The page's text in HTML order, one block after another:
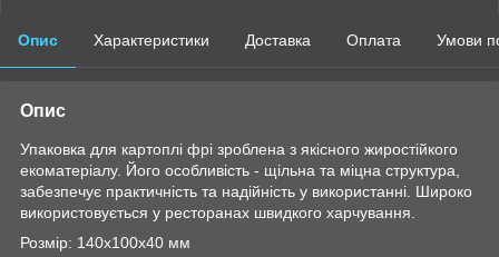
Опис Характеристики Доставка Оплата Умови
Опис
Упаковка для картоплі фрі зроблена з якісного жиростійкого
екоматеріалу. Його особливість - щільна та міцна структура,
забезпечує практичність та надійність у використанні. Широко
використовується у ресторанах швидкого харчування.
Розмір: 140х100х40 мм